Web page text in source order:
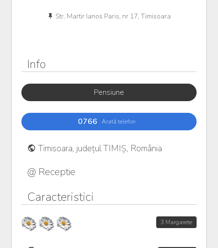
Str. Martir Ianos Paris, nr 17, Timisoara
Info
Pensiune
0766 Arată telefon
Timisoara, județul TIMIȘ, România
@ Receptie
Caracteristici
3 Margarete